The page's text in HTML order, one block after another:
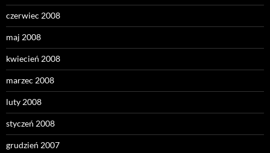
czerwiec 2008
maj 2008
kwiecień 2008
marzec 2008
luty 2008
styczeń 2008
grudzień 2007